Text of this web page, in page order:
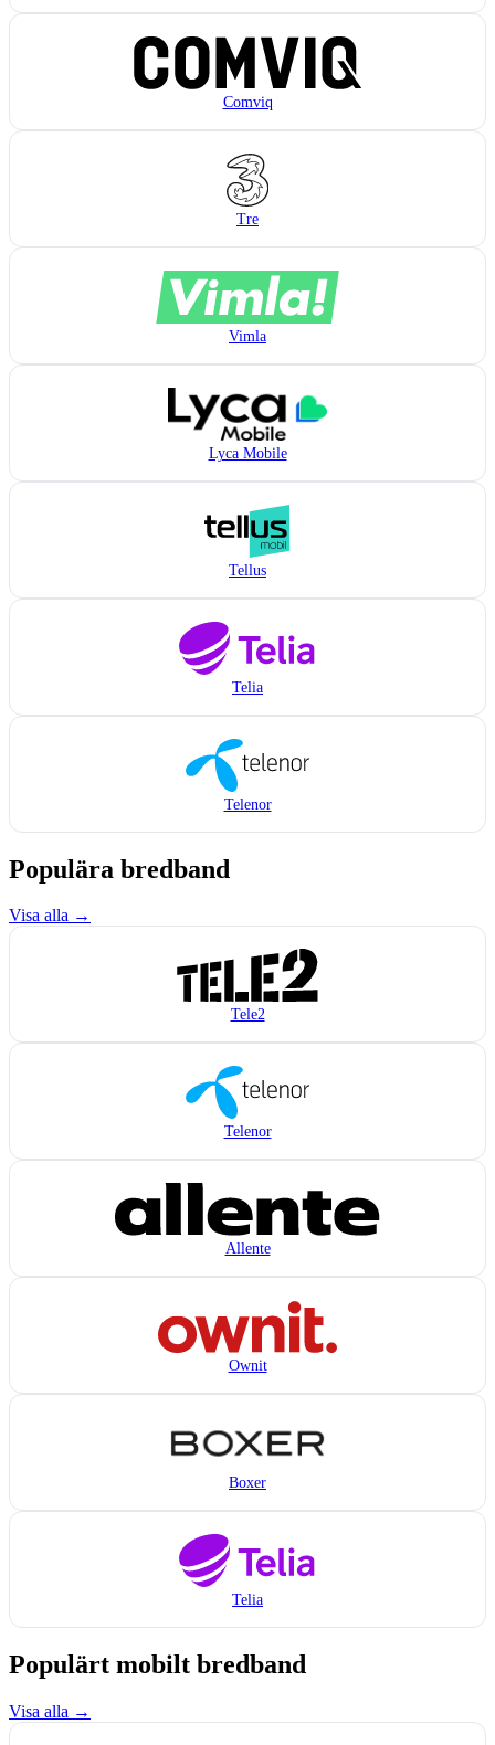
Comviq
Tre
Vimla
Lyca Mobile
Tellus
Telia
Telenor
Populära bredband
Visa alla →
Tele2
Telenor
Allente
Ownit
Boxer
Telia
Populärt mobilt bredband
Visa alla →